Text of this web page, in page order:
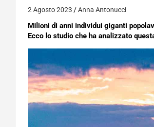
2 Agosto 2023 Anna Antonucci
Milioni di anni individui giganti
Ecco lo studio che ha analizzato